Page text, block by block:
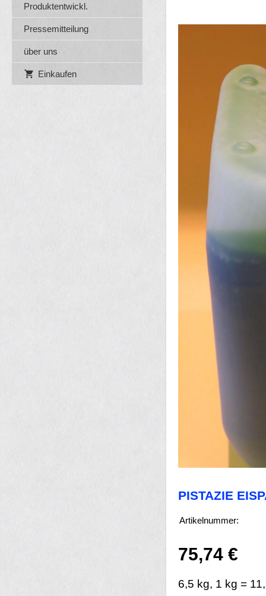
Produktentwickl.
Pressemitteilung
über uns
Einkaufen
PISTAZIE
Artikelnummer:
75,74 €
6,5 kg, 1 kg =